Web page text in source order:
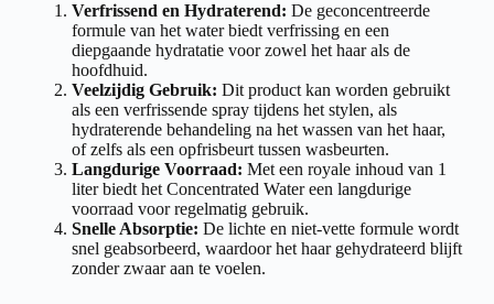
Verfrissend en Hydraterend: De geconcentreerde
formule van het water biedt verfrissing en een
diepgaande hydratatie voor zowel het haar als de
hoofdhuid.
Veelzijdig Gebruik: Dit product kan worden gebruikt
als een verfrissende spray tijdens het stylen, als
hydraterende behandeling na het wassen van het haar,
of zelfs als een opfrisbeurt tussen wasbeurten.
Langdurige Voorraad: Met een royale inhoud van 1
liter biedt het Concentrated Water een langdurige
voorraad voor regelmatig gebruik.
Snelle Absorptie: De lichte en niet-vette formule wordt
snel geabsorbeerd, waardoor het haar gehydrateerd blijft
zonder zwaar aan te voelen.